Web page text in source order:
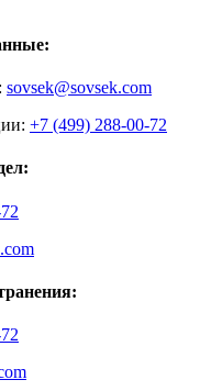
sovsek@sovsek.com
+7 (499) 288-00-72